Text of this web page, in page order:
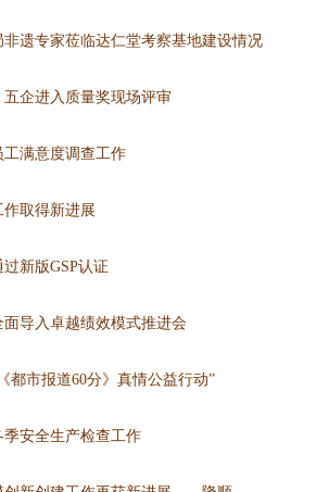
非遗专家莅临达仁堂考察基地建设情况
五企进入质量奖现场评审
满意度调查工作
取得新进展
新版GSP认证
导入卓越绩效模式推进会
都市报道60分》真情公益行动”
安全生产检查工作